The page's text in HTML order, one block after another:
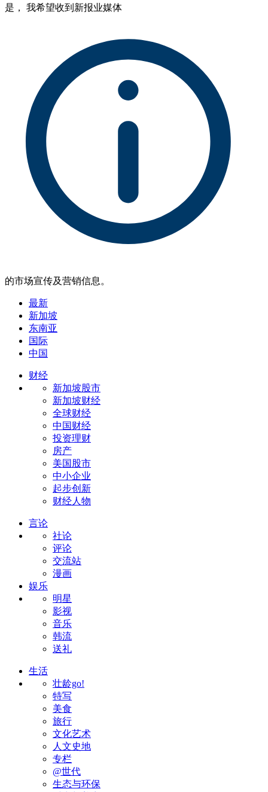
是， 我希望收到新报业媒体
的市场宣传及营销信息。
最新
新加坡
东南亚
国际
中国
财经
新加坡股市
新加坡财经
全球财经
中国财经
投资理财
房产
美国股市
中小企业
起步创新
财经人物
言论
社论
评论
交流站
漫画
娱乐
明星
影视
音乐
韩流
送礼
生活
壮龄go!
特写
美食
旅行
文化艺术
人文史地
专栏
@世代
生态与环保